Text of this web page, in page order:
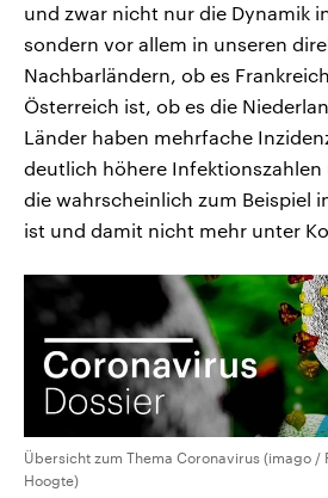
und zwar nicht nur die Dynamik
sondern vor allem in unseren
Nachbarländern, ob es
Österreich ist, ob es die
Länder haben mehrfache
deutlich höhere Infektionszahlen
die wahrscheinlich zum Beispiel
ist und damit nicht mehr unter
Übersicht zum Thema Coronavirus (imago /
Hoogte)